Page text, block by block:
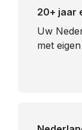
20+ jaar
Uw
met